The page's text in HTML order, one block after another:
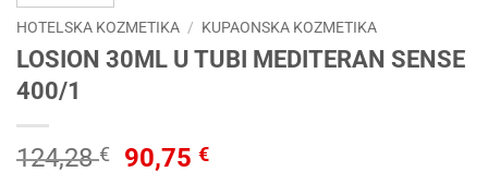
HOTELSKA KOZMETIKA / KUPAONSKA KOZMETIKA
LOSION 30ML U TUBI MEDITERAN SENSE
400/1
124,28€
Izvorna
90,75€Trenutna